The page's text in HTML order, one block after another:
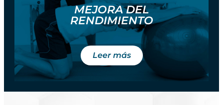
MEJORA DEL
RENDIMIENTO
Leer más